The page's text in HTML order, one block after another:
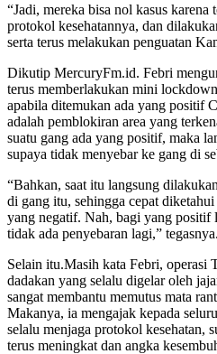
“Jadi, mereka bisa nol kasus karena
protokol kesehatannya, dan
serta terus melakukan penguatan
Dikutip MercuryFm.id. Febri
terus memberlakukan mini
apabila ditemukan ada yang positif
adalah pemblokiran area yang
suatu gang ada yang positif, maka
supaya tidak menyebar ke gang di
“Bahkan, saat itu langsung
di gang itu, sehingga cepat
yang negatif. Nah, bagi yang positif
tidak ada penyebaran lagi,” tegasnya.
Selain itu.Masih kata Febri, operasi
dadakan yang selalu digelar oleh
sangat membantu memutus mata
Makanya, ia mengajak kepada
selalu menjaga protokol kesehatan,
terus meningkat dan angka